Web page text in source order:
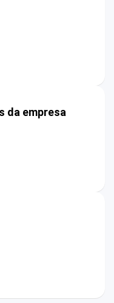
da empresa